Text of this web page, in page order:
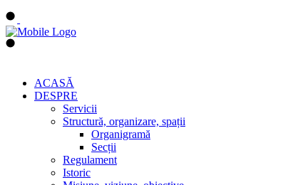
ACASĂ
DESPRE
Servicii
Structură, organizare, spații
Organigramă
Secții
Regulament
Istoric